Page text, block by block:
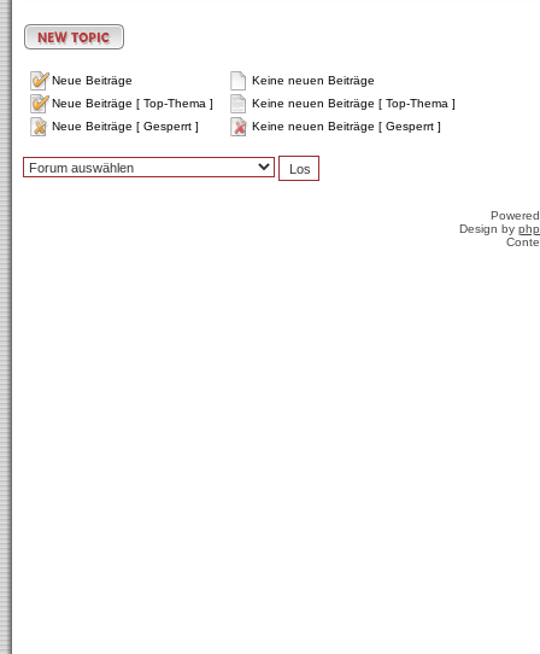
Neue Beiträge
Keine neuen Beiträge
Neue Beiträge [ Top-Thema ]
Keine neuen Beiträge [ Top-Thema ]
Neue Beiträge [ Gesperrt ]
Keine neuen Beiträge [ Gesperrt ]
Design by